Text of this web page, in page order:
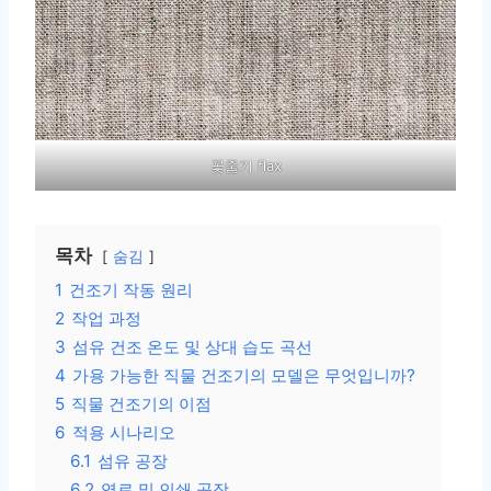
꽃줄기 flax
목차 숨김
1 건조기 작동 원리
2 작업 과정
3 섬유 건조 온도 및 상대 습도 곡선
4 가용 가능한 직물 건조기의 모델은 무엇입니까?
5 직물 건조기의 이점
6 적용 시나리오
6.1 섬유 공장